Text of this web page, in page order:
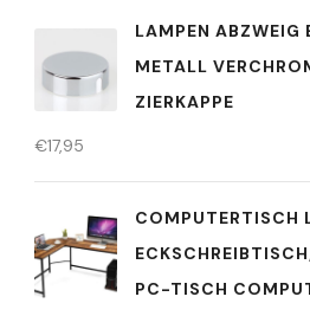
LAMPEN ABZWEIG
METALL
ZIERKAPPE
€17,95
COMPUTERTISCH
PC-TISCH